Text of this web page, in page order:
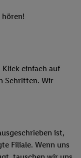
einfach auf
Schritten. Wir
ist,
Filiale. Wenn uns